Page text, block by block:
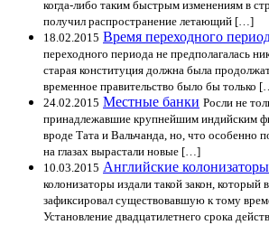
когда-либо таким быстрым изменениям в
получил распространение летающий […]
18.02.2015 Время переходного
переходного периода не предполагалась
старая конституция должна была
временное правительство было бы только
24.02.2015 Местные банки Росли не
принадлежавшие крупнейшим индийским
вроде Тата и Вальчанда, но, что особенно
на глазах вырастали новые […]
10.03.2015 Английские колонизаторы
колонизаторы издали такой закон, который
зафиксировал существовавшую к тому
Установление двадцатилетнего срока